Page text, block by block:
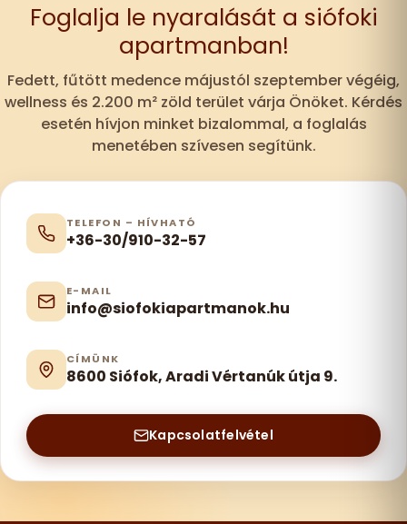
Foglalja le nyaralását a siófoki
apartmanban!
Fedett, fűtött medence májustól szeptember végéig,
wellness és 2.200 m² zöld terület várja Önöket. Kérdés
esetén hívjon minket bizalommal, a foglalás
menetében szívesen segítünk.
TELEFON – HÍVHATÓ
+36-30/910-32-57
E-MAIL
info@siofokiapartmanok.hu
CÍMÜNK
8600 Siófok, Aradi Vértanúk útja 9.
Kapcsolatfelvétel